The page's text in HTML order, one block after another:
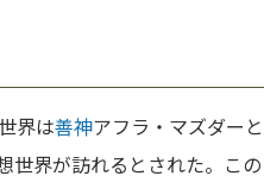
界は善神アフラ・マズダーと
世界が訪れるとされた。この